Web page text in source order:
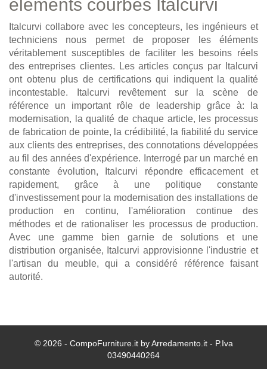
éléments courbes Italcurvi
Italcurvi collabore avec les concepteurs, les ingénieurs et
techniciens nous permet de proposer les éléments
véritablement susceptibles de faciliter les besoins réels
des entreprises clientes. Les articles conçus par Italcurvi
ont obtenu plus de certifications qui indiquent la qualité
incontestable. Italcurvi revêtement sur la scène de
référence un important rôle de leadership grâce à: la
modernisation, la qualité de chaque article, les processus
de fabrication de pointe, la crédibilité, la fiabilité du service
aux clients des entreprises, des connotations développées
au fil des années d'expérience. Interrogé par un marché en
constante évolution, Italcurvi répondre efficacement et
rapidement, grâce à une politique constante
d'investissement pour la modernisation des installations de
production en continu, l'amélioration continue des
méthodes et de rationaliser les processus de production.
Avec une gamme bien garnie de solutions et une
distribution organisée, Italcurvi approvisionne l'industrie et
l'artisan du meuble, qui a considéré référence faisant
autorité.
© 2026 - CompoFurniture.it by Arredamento.it - P.Iva
03490440264